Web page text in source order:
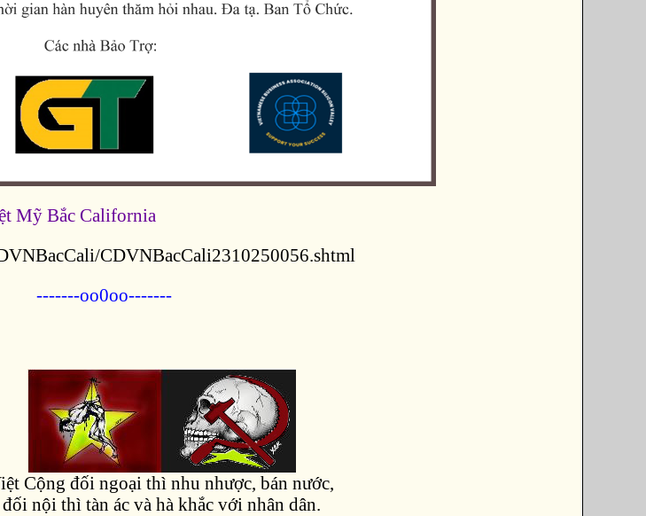
Mỹ Bắc California
CDVNBacCali2310250056.shtml
-------oo0oo-------
Cộng đối ngoại thì nhu nhược, bán nước,
đối nội thì tàn ác và hà khắc với nhân dân.